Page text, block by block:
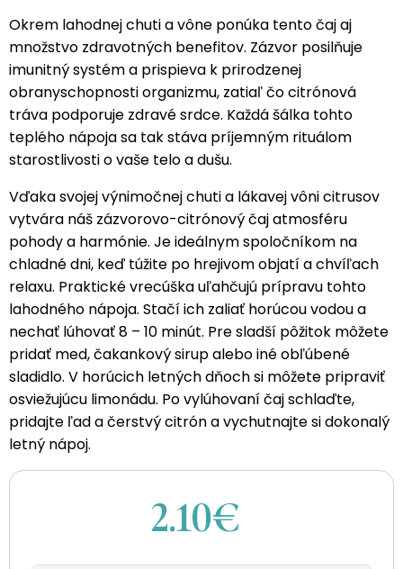
Okrem lahodnej chuti a vône ponúka tento čaj aj
množstvo zdravotných benefitov. Zázvor posilňuje
imunitný systém a prispieva k prirodzenej
obranyschopnosti organizmu, zatiaľ čo citrónová
tráva podporuje zdravé srdce. Každá šálka tohto
teplého nápoja sa tak stáva príjemným rituálom
starostlivosti o vaše telo a dušu.
Vďaka svojej výnimočnej chuti a lákavej vôni citrusov
vytvára náš zázvorovo-citrónový čaj atmosféru
pohody a harmónie. Je ideálnym spoločníkom na
chladné dni, keď túžite po hrejivom objatí a chvíľach
relaxu. Praktické vrecúška uľahčujú prípravu tohto
lahodného nápoja. Stačí ich zaliať horúcou vodou a
nechať lúhovať 8 – 10 minút. Pre sladší pôžitok môžete
pridať med, čakankový sirup alebo iné obľúbené
sladidlo. V horúcich letných dňoch si môžete pripraviť
osviežujúcu limonádu. Po vylúhovaní čaj schlaďte,
pridajte ľad a čerstvý citrón a vychutnajte si dokonalý
letný nápoj.
2.10€